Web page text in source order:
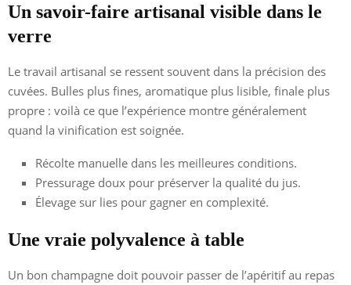
Un savoir-faire artisanal visible dans le
verre
Le travail artisanal se ressent souvent dans la précision des
cuvées. Bulles plus fines, aromatique plus lisible, finale plus
propre : voilà ce que l’expérience montre généralement
quand la vinification est soignée.
Récolte manuelle dans les meilleures conditions.
Pressurage doux pour préserver la qualité du jus.
Élevage sur lies pour gagner en complexité.
Une vraie polyvalence à table
Un bon champagne doit pouvoir passer de l’apéritif au repas